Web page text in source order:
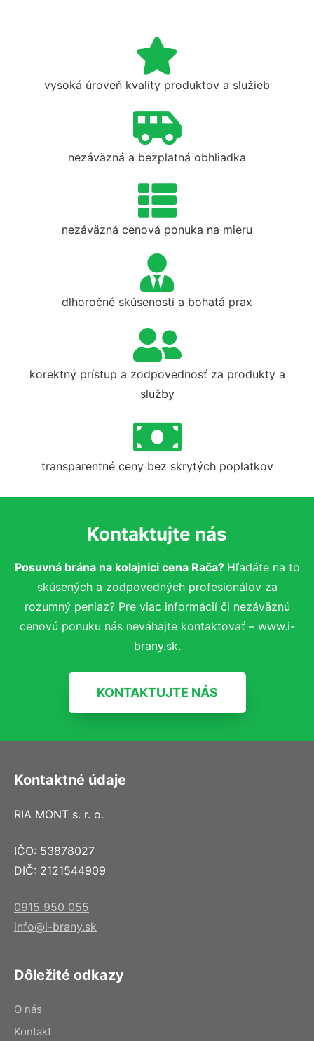
vysoká úroveň kvality produktov a služieb
nezáväzná a bezplatná obhliadka
nezáväzná cenová ponuka na mieru
dlhoročné skúsenosti a bohatá prax
korektný prístup a zodpovednosť za produkty a
služby
transparentné ceny bez skrytých poplatkov
Kontaktujte nás
Posuvná brána na kolajnici cena Rača? Hľadáte na to
skúsených a zodpovedných profesionálov za
rozumný peniaz? Pre viac informácií či nezáväznú
cenovú ponuku nás neváhajte kontaktovať – www.i-
brany.sk.
KONTAKTUJTE NÁS
Kontaktné údaje
RIA MONT s. r. o.
IČO: 53878027
DIČ: 2121544909
0915 950 055
info@i-brany.sk
Dôležité odkazy
O nás
Kontakt